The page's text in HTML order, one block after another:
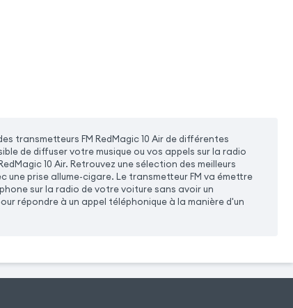
transmetteurs FM RedMagic 10 Air de différentes
de diffuser votre musique ou vos appels sur la radio
10 Air. Retrouvez une sélection des meilleurs
prise allume-cigare. Le transmetteur FM va émettre
sur la radio de votre voiture sans avoir un
répondre à un appel téléphonique à la manière d'un